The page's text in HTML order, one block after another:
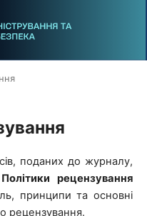
поданих до журналу,
Політики рецензування
принципи та основні
рецензування.